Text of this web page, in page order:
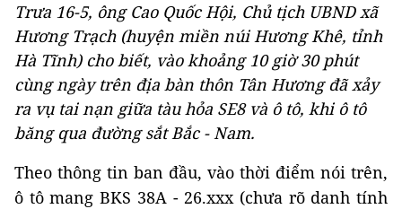
Trưa 16-5, ông Cao Quốc Hội, Chủ tịch UBND xã
Hương Trạch (huyện miền núi Hương Khê, tỉnh
Hà Tĩnh) cho biết, vào khoảng 10 giờ 30 phút
cùng ngày trên địa bàn thôn Tân Hương đã xảy
ra vụ tai nạn giữa tàu hỏa SE8 và ô tô, khi ô tô
băng qua đường sắt Bắc - Nam.
Theo thông tin ban đầu, vào thời điểm nói trên,
ô tô mang BKS 38A - 26.xxx (chưa rõ danh tính